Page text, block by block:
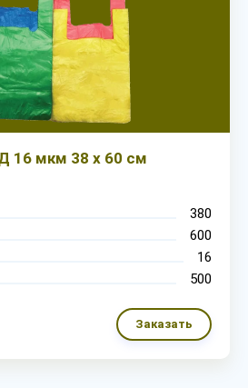
16 мкм 38 х 60 см
380
600
16
500
Заказать